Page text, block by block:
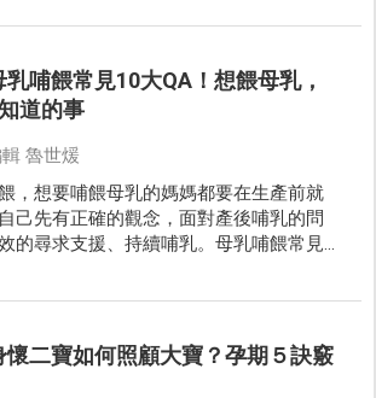
乳哺餵常見10大QA！想餵母乳，
道的事
魯世煖
，想要哺餵母乳的媽媽都要在生產前就
己先有正確的觀念，面對產後哺乳的問
的尋求支援、持續哺乳。母乳哺餵常見
懷二寶如何照顧大寶？孕期５訣竅